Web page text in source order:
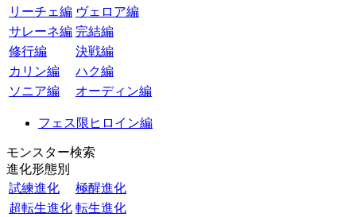
リーチェ編 ヴェロア編
サレーネ編 完結編
修行編
決戦編
カリン編
ハク編
ソニア編
オーディン編
フェス限ヒロイン編
モンスター検索
進化形態別
試練進化
極醒進化
超転生進化 転生進化